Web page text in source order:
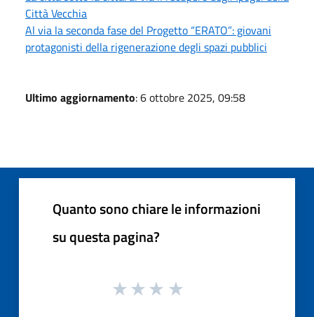
Città Vecchia
Al via la seconda fase del Progetto “ERATO”: giovani
protagonisti della rigenerazione degli spazi pubblici
Ultimo aggiornamento: 6 ottobre 2025, 09:58
Quanto sono chiare le informazioni
su questa pagina?